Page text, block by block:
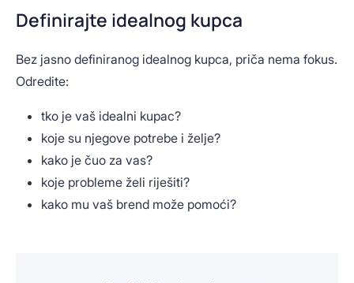
Definirajte idealnog kupca
Bez jasno definiranog idealnog kupca, priča nema fokus.
Odredite:
tko je vaš idealni kupac?
koje su njegove potrebe i želje?
kako je čuo za vas?
koje probleme želi riješiti?
kako mu vaš brend može pomoći?